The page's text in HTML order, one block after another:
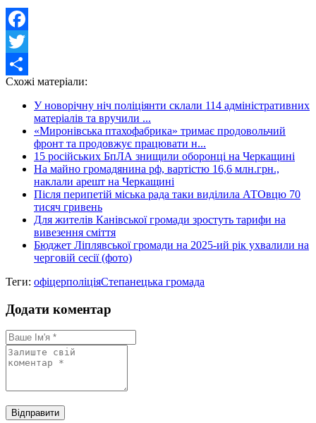
Facebook
Twitter
Share
Схожі матеріали:
У новорічну ніч поліціянти склали 114 адміністративних
матеріалів та вручили ...
«Миронівська птахофабрика» тримає продовольчий
фронт та продовжує працювати н...
15 російських БпЛА знищили оборонці на Черкащині
На майно громадянина рф, вартістю 16,6 млн.грн.,
наклали арешт на Черкащині
Після перипетій міська рада таки виділила АТОвцю 70
тисяч гривень
Для жителів Канівської громади зростуть тарифи на
вивезення сміття
Бюджет Ліплявської громади на 2025-ий рік ухвалили на
черговій сесії (фото)
Теги: офіцерполіціяСтепанецька громада
Додати коментар